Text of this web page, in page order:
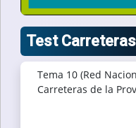
Test
Tema 10 (Red
Carreteras de la